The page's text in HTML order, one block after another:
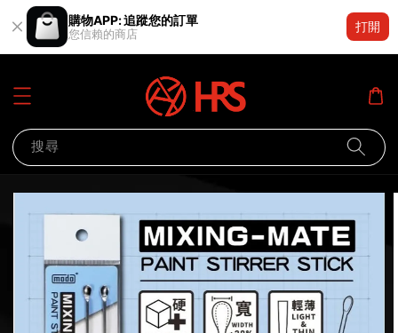
購物APP: 追蹤您的訂單
您信賴的商店
打開
搜尋